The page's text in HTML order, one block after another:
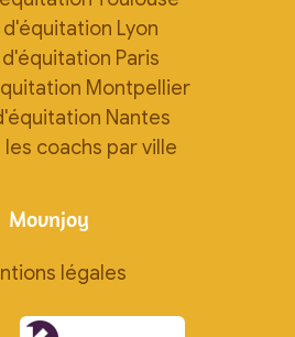
Lyon
Paris
Montpellier
Nantes
les coachs par ville
Movnjoy
légales